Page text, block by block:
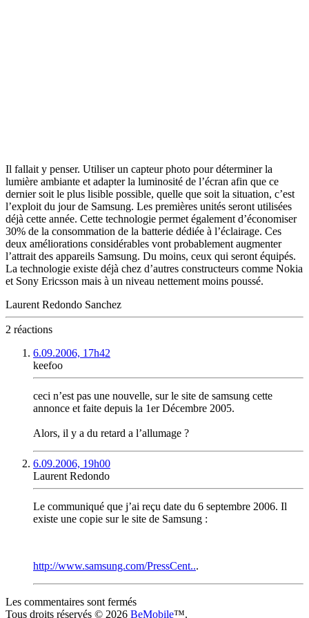
Il fallait y penser. Utiliser un capteur photo pour déterminer la
lumière ambiante et adapter la luminosité de l’écran afin que ce
dernier soit le plus lisible possible, quelle que soit la situation, c’est
l’exploit du jour de Samsung. Les premières unités seront utilisées
déjà cette année. Cette technologie permet également d’économiser
30% de la consommation de la batterie dédiée à l’éclairage. Ces
deux améliorations considérables vont probablement augmenter
l’attrait des appareils Samsung. Du moins, ceux qui seront équipés.
La technologie existe déjà chez d’autres constructeurs comme Nokia
et Sony Ericsson mais à un niveau nettement moins poussé.
Laurent Redondo Sanchez
2 réactions
6.09.2006, 17h42
keefoo
ceci n’est pas une nouvelle, sur le site de samsung cette
annonce et faite depuis la 1er Décembre 2005.
Alors, il y a du retard a l’allumage ?
6.09.2006, 19h00
Laurent Redondo
Le communiqué que j’ai reçu date du 6 septembre 2006. Il
existe une copie sur le site de Samsung :
http://www.samsung.com/PressCent...
Les commentaires sont fermés
Tous droits réservés © 2026 BeMobile™.